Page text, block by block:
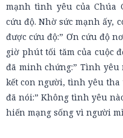
mạnh tình yêu của Chúa
cứu độ. Nhờ sức mạnh ấy,
được cứu độ:” Ơn cứu độ
giờ phút tối tăm của cuộc
đã minh chứng:” Tình
kết con người, tình yêu tha
đã nói:” Không tình yêu
hiến mạng sống vì người